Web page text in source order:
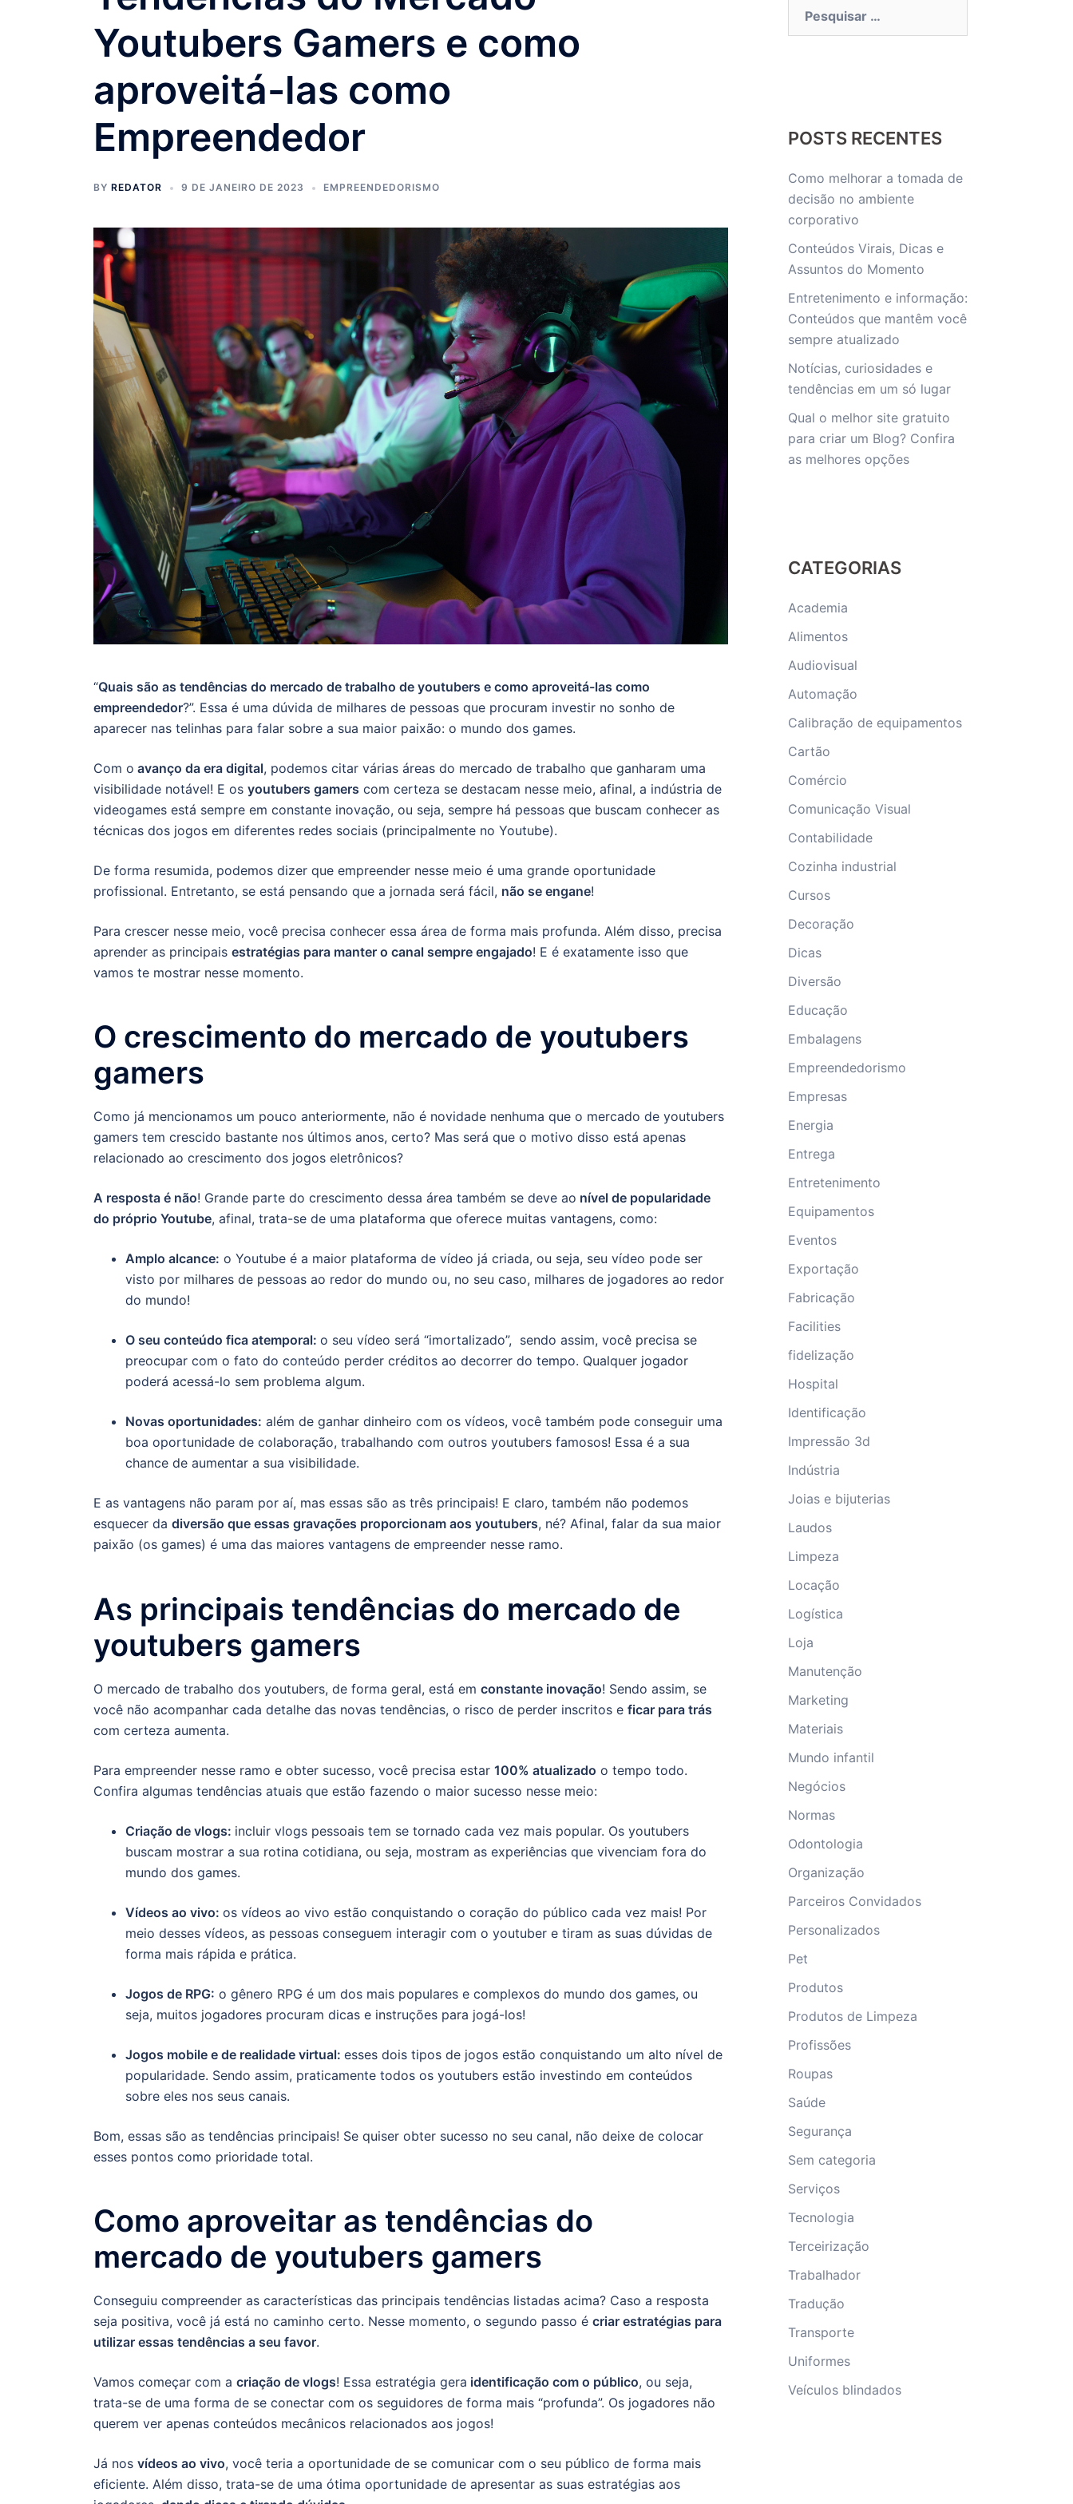
Youtubers Gamers e como
aproveitá-las como
Empreendedor
BY REDATOR 9 DE JANEIRO DE 2023 EMPREENDEDORISMO
“Quais são as tendências do mercado de trabalho de youtubers e como aproveitá-las como
empreendedor?”. Essa é uma dúvida de milhares de pessoas que procuram investir no sonho de
aparecer nas telinhas para falar sobre a sua maior paixão: o mundo dos games.
Com o avanço da era digital, podemos citar várias áreas do mercado de trabalho que ganharam uma
visibilidade notável! E os youtubers gamers com certeza se destacam nesse meio, afinal, a indústria de
videogames está sempre em constante inovação, ou seja, sempre há pessoas que buscam conhecer as
técnicas dos jogos em diferentes redes sociais (principalmente no Youtube).
De forma resumida, podemos dizer que empreender nesse meio é uma grande oportunidade
profissional. Entretanto, se está pensando que a jornada será fácil, não se engane!
Para crescer nesse meio, você precisa conhecer essa área de forma mais profunda. Além disso, precisa
aprender as principais estratégias para manter o canal sempre engajado! E é exatamente isso que
vamos te mostrar nesse momento.
O crescimento do mercado de youtubers
gamers
Como já mencionamos um pouco anteriormente, não é novidade nenhuma que o mercado de youtubers
gamers tem crescido bastante nos últimos anos, certo? Mas será que o motivo disso está apenas
relacionado ao crescimento dos jogos eletrônicos?
A resposta é não! Grande parte do crescimento dessa área também se deve ao nível de popularidade
do próprio Youtube, afinal, trata-se de uma plataforma que oferece muitas vantagens, como:
Amplo alcance: o Youtube é a maior plataforma de vídeo já criada, ou seja, seu vídeo pode ser
visto por milhares de pessoas ao redor do mundo ou, no seu caso, milhares de jogadores ao redor
do mundo!
O seu conteúdo fica atemporal: o seu vídeo será “imortalizado”, sendo assim, você precisa se
preocupar com o fato do conteúdo perder créditos ao decorrer do tempo. Qualquer jogador
poderá acessá-lo sem problema algum.
Novas oportunidades: além de ganhar dinheiro com os vídeos, você também pode conseguir uma
boa oportunidade de colaboração, trabalhando com outros youtubers famosos! Essa é a sua
chance de aumentar a sua visibilidade.
E as vantagens não param por aí, mas essas são as três principais! E claro, também não podemos
esquecer da diversão que essas gravações proporcionam aos youtubers, né? Afinal, falar da sua maior
paixão (os games) é uma das maiores vantagens de empreender nesse ramo.
As principais tendências do mercado de
youtubers gamers
O mercado de trabalho dos youtubers, de forma geral, está em constante inovação! Sendo assim, se
você não acompanhar cada detalhe das novas tendências, o risco de perder inscritos e ficar para trás
com certeza aumenta.
Para empreender nesse ramo e obter sucesso, você precisa estar 100% atualizado o tempo todo.
Confira algumas tendências atuais que estão fazendo o maior sucesso nesse meio:
Criação de vlogs: incluir vlogs pessoais tem se tornado cada vez mais popular. Os youtubers
buscam mostrar a sua rotina cotidiana, ou seja, mostram as experiências que vivenciam fora do
mundo dos games.
Vídeos ao vivo: os vídeos ao vivo estão conquistando o coração do público cada vez mais! Por
meio desses vídeos, as pessoas conseguem interagir com o youtuber e tiram as suas dúvidas de
forma mais rápida e prática.
Jogos de RPG: o gênero RPG é um dos mais populares e complexos do mundo dos games, ou
seja, muitos jogadores procuram dicas e instruções para jogá-los!
Jogos mobile e de realidade virtual: esses dois tipos de jogos estão conquistando um alto nível de
popularidade. Sendo assim, praticamente todos os youtubers estão investindo em conteúdos
sobre eles nos seus canais.
Bom, essas são as tendências principais! Se quiser obter sucesso no seu canal, não deixe de colocar
esses pontos como prioridade total.
Como aproveitar as tendências do
mercado de youtubers gamers
Conseguiu compreender as características das principais tendências listadas acima? Caso a resposta
seja positiva, você já está no caminho certo. Nesse momento, o segundo passo é criar estratégias para
utilizar essas tendências a seu favor.
Vamos começar com a criação de vlogs! Essa estratégia gera identificação com o público, ou seja,
trata-se de uma forma de se conectar com os seguidores de forma mais “profunda”. Os jogadores não
querem ver apenas conteúdos mecânicos relacionados aos jogos!
Já nos vídeos ao vivo, você teria a oportunidade de se comunicar com o seu público de forma mais
eficiente. Além disso, trata-se de uma ótima oportunidade de apresentar as suas estratégias aos
POSTS RECENTES
Como melhorar a tomada de
decisão no ambiente
corporativo
Conteúdos Virais, Dicas e
Assuntos do Momento
Entretenimento e informação:
Conteúdos que mantêm você
sempre atualizado
Notícias, curiosidades e
tendências em um só lugar
Qual o melhor site gratuito
para criar um Blog? Confira
as melhores opções
CATEGORIAS
Academia
Alimentos
Audiovisual
Automação
Calibração de equipamentos
Cartão
Comércio
Comunicação Visual
Contabilidade
Cozinha industrial
Cursos
Decoração
Dicas
Diversão
Educação
Embalagens
Empreendedorismo
Empresas
Energia
Entrega
Entretenimento
Equipamentos
Eventos
Exportação
Fabricação
Facilities
fidelização
Hospital
Identificação
Impressão 3d
Indústria
Joias e bijuterias
Laudos
Limpeza
Locação
Logística
Loja
Manutenção
Marketing
Materiais
Mundo infantil
Negócios
Normas
Odontologia
Organização
Parceiros Convidados
Personalizados
Pet
Produtos
Produtos de Limpeza
Profissões
Roupas
Saúde
Segurança
Sem categoria
Serviços
Tecnologia
Terceirização
Trabalhador
Tradução
Transporte
Uniformes
Veículos blindados